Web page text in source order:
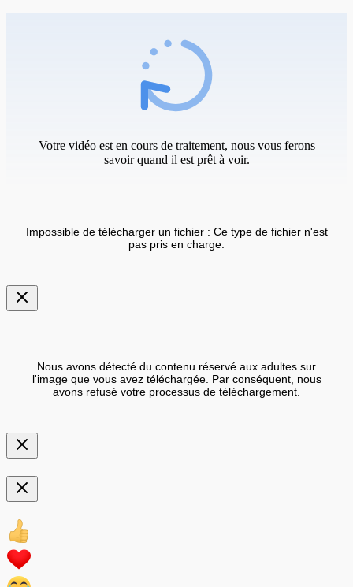
Votre vidéo est en cours de traitement, nous vous ferons
savoir quand il est prêt à voir.
Impossible de télécharger un fichier : Ce type de fichier n'est
pas pris en charge.
Nous avons détecté du contenu réservé aux adultes sur
l'image que vous avez téléchargée. Par conséquent, nous
avons refusé votre processus de téléchargement.